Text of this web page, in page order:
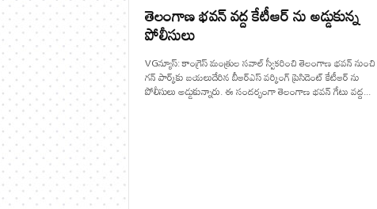
తెలంగాణ భవన్ వద్ద కేటీఆర్ ను అడ్డుకున్న
పోలీసులు
VGన్యూస్: కాంగ్రెస్ మంత్రుల సవాల్ స్వీకరించి తెలంగాణ భవన్ నుంచి
గన్ పార్క్‌కు బయలుదేరిన బీఆర్ఎస్ వర్కింగ్ ప్రెసిడెంట్ కేటీఆర్ ను
పోలీసులు అడ్డుకున్నారు. ఈ సందర్భంగా తెలంగాణ భవన్ గేటు వద్ద...